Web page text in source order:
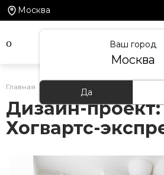
Москва
Ваш город
Москва
Да
Главная Проекты
Дизайн-проект:
Хогвартс-